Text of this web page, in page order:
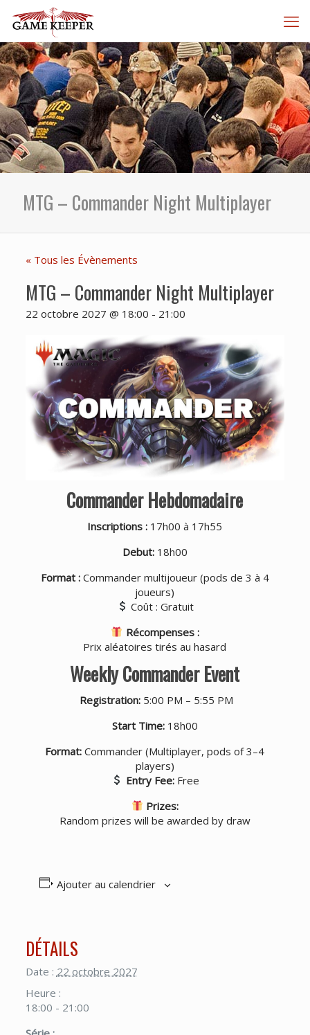
MTG – Commander Night Multiplayer
« Tous les Évènements
MTG – Commander Night Multiplayer
22 octobre 2027 @ 18:00 - 21:00
Commander Hebdomadaire
Inscriptions : 17h00 à 17h55
Debut:18h00
Format :Commander multijoueur (pods de 3 à 4
joueurs)
Coût : Gratuit
Récompenses :
Prix aléatoires tirés au hasard
Weekly Commander Event
Registration:5:00 PM – 5:55 PM
Start Time:18h00
Format: Commander (Multiplayer, pods of 3–4
players)
Entry Fee:Free
Prizes:
Random prizes will be awarded by draw
Ajouter au calendrier
DÉTAILS
Date : 22 octobre 2027
Heure :
18:00 - 21:00